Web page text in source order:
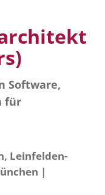
Software,
für
Leinfelden-
|